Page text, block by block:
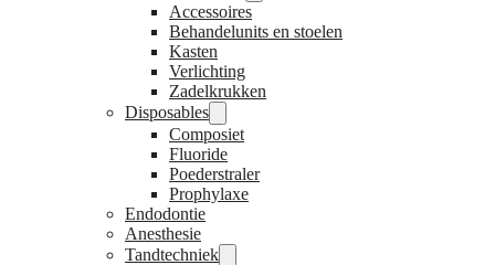
Accessoires
Behandelunits en stoelen
Kasten
Verlichting
Zadelkrukken
Disposables
Composiet
Fluoride
Poederstraler
Prophylaxe
Endodontie
Anesthesie
Tandtechniek